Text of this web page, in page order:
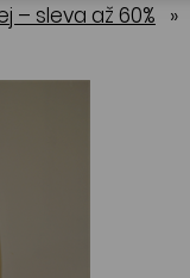
– sleva až 60% »